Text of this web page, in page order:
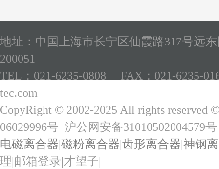
地址：中国上海市长宁区仙霞路317号远
200051
TEL：021-6235-0808 FAX：021-6235-
tec.com
CopyRight © 2002-2025 All rights reserved ©
06029996号 沪公网安备31010502004579号
电磁离合器|磁粉离合器|齿形离合器|神钢
理|邮箱登录|才望子|